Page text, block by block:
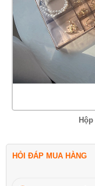
HỎI ĐÁP MUA HÀNG